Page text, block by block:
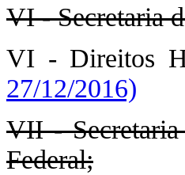
VI - Secretaria
VI - Direitos
27/12/2016)
VII - Secretaria
Federal;